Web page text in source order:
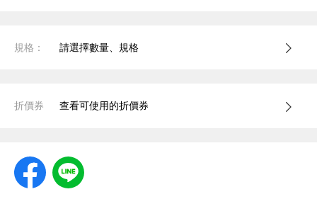
規格： 請選擇數量、規格
折價券 查看可使用的折價券